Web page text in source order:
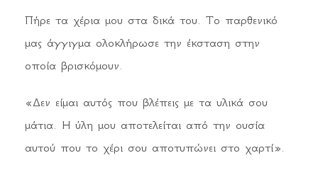
Πήρε τα χέρια μου στα δικά του. Το παρθενικό
μας άγγιγμα ολοκλήρωσε την έκσταση στην
οποία βρισκόμουν.
«Δεν είμαι αυτός που βλέπεις με τα υλικά σου
μάτια. Η ύλη μου αποτελείται από την ουσία
αυτού που το χέρι σου αποτυπώνει στο χαρτί».